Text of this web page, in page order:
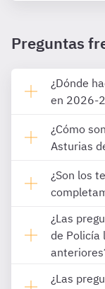
Preguntas
¿Dónde
en 2026-
¿Cómo
Asturias
¿Son los
¿Las
de Policía
¿Las